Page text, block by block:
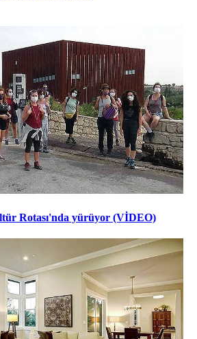
Rotası'nda yürüyor (VİDEO)